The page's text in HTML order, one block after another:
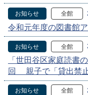
お知らせ 全館
令和元年度の図書館
お知らせ 全館
「世田谷区家庭読書
回 親子で「貸出禁
お知らせ 全館